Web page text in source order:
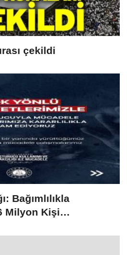
çekildi
Bağımlılıkla
Milyon Kişi